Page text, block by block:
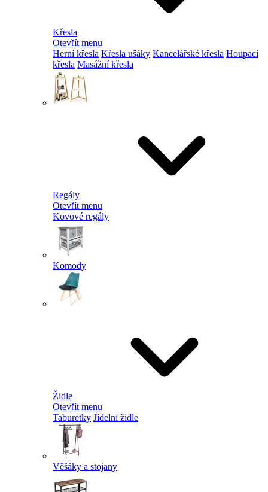
Křesla
Otevřít menu
Herní křesla Křesla ušáky Kancelářské křesla Houpací
křesla Masážní křesla
Regály
Otevřít menu
Kovové regály
Komody
Židle
Otevřít menu
Taburetky Jídelní židle
Věšáky a stojany